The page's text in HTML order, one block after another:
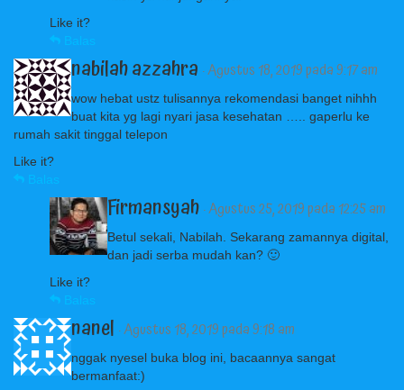
Like it?
Balas
nabilah azzahra · Agustus 18, 2019 pada 9:17 am
wow hebat ustz tulisannya rekomendasi banget nihhh
buat kita yg lagi nyari jasa kesehatan ….. gaperlu ke
rumah sakit tinggal telepon
Like it?
Balas
Firmansyah· Agustus 25, 2019 pada 12:25 am
Betul sekali, Nabilah. Sekarang zamannya digital,
dan jadi serba mudah kan? 🙂
Like it?
Balas
nanel · Agustus 18, 2019 pada 9:18 am
nggak nyesel buka blog ini, bacaannya sangat
bermanfaat:)